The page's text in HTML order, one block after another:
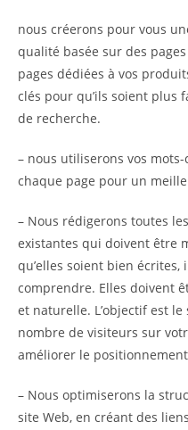
nous créerons pour vous
qualité basée sur des
pages dédiées à vos
clés pour qu’ils soient plus
de recherche.
– nous utiliserons vos
chaque page pour un
– Nous rédigerons toutes
existantes qui doivent être
qu’elles soient bien
comprendre. Elles doivent
et naturelle. L’objectif est
nombre de visiteurs sur
améliorer le
– Nous optimiserons la
site Web, en créant des